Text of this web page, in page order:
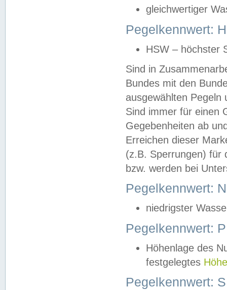
gleichwertiger
Pegelkennwert:
HSW – höchster
Sind in
Bundes mit den
ausgewählten
Sind immer für einen
Gegebenheiten ab
Erreichen dieser
(z.B. Sperrungen) für
bzw. werden bei
Pegelkennwert:
niedrigster
Pegelkennwert:
Höhenlage des
festgelegtes
Pegelkennwert: